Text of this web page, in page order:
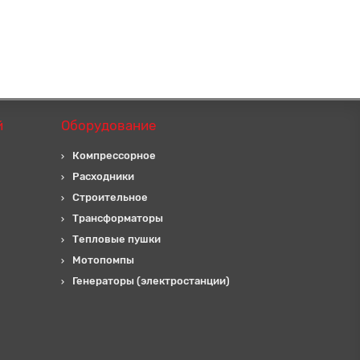
Оборудование
Компрессорное
Расходники
Строительное
Трансформаторы
Тепловые пушки
Мотопомпы
Генераторы (электростанции)